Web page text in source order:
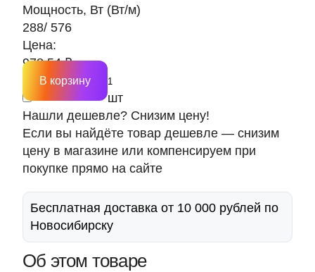
Мощность, Вт (Вт/м)
288/ 576
Цена:
978.54 ₽
шт
В корзину
Нашли дешевле? Снизим цену!
Если вы найдёте товар дешевле — снизим
цену в магазине или компенсируем при
покупке прямо на сайте
Бесплатная доставка от 10 000 рублей по
Новосибирску
Об этом товаре